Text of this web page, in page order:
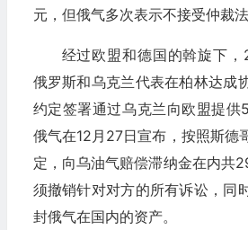
元，但俄气多次表示不接受仲裁法
经过欧盟和德国的斡旋下，
俄罗斯和乌克兰代表在柏林达成
约定签署通过乌克兰向欧盟提供
俄气在12月27日宣布，按照斯德
定，向乌油气赔偿滞纳金在内共
须撤销针对对方的所有诉讼，同
封俄气在国内的资产。